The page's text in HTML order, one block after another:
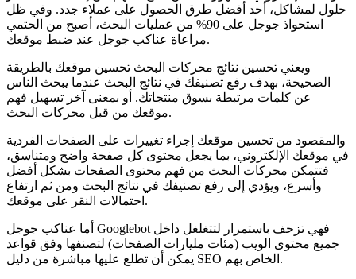
حلول لمشاكل، أحد أفضل طرق الحصول على عملاء جدد. وفي ظل
استحواذ جوجل على 90% من عمليات البحث، أصبح من الحتمي
مراعاة عناكب جوجل عند ضبط موقعك.
ويعني تحسين نتائج محركات البحث تحسين موقعك بالطريقة
الصحيحة، بهدف رفع تصنيفك في نتائج البحث عندما يبحث الناس
عن كلمات مرتبطة بسوق منتجاتك. أو بمعنى آخر تسهيل فهم
موقعك من قبل محركات البحث.
والمقصود من تحسين موقعك إجراء تغييرات على الصفحات الفردية
في موقعك الإلكتروني، بما يجعل محتوى كل صفحة واضح ومتناسق،
فتتمكن محركات البحث من فهم محتوى الصفحات بشكل أفضل
وأسرع، ويؤدي إلى رفع تصنيفك في نتائج البحث ومن ثم ارتفاع
احتمالات النقر على موقعك.
أما عناكب جوجل Googlebot فهي تزحف باستمرار لتتغلغل داخل
جميع محتوى الويب (مئات مليارات الصفحات) لتصنفها وفق قواعد
يمكن أن تطلع عليها مباشرة من دليل SEO الخاص بهم.